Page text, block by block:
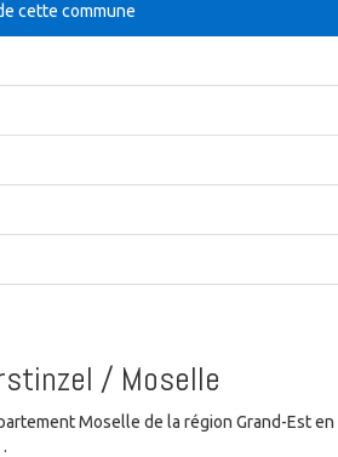
cette commune
/ Moselle
Moselle de la région Grand-Est